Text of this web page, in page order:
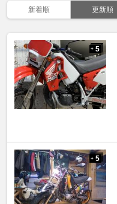
新着順 更新順
+ 5
+ 5